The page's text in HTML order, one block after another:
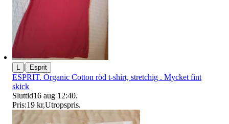
| Esprit
ESPRIT. Organic Cotton röd t-shirt, stretchig . Mycket fint
skick
Sluttid16 aug 12:40.
Pris:19 kr,Utropspris.